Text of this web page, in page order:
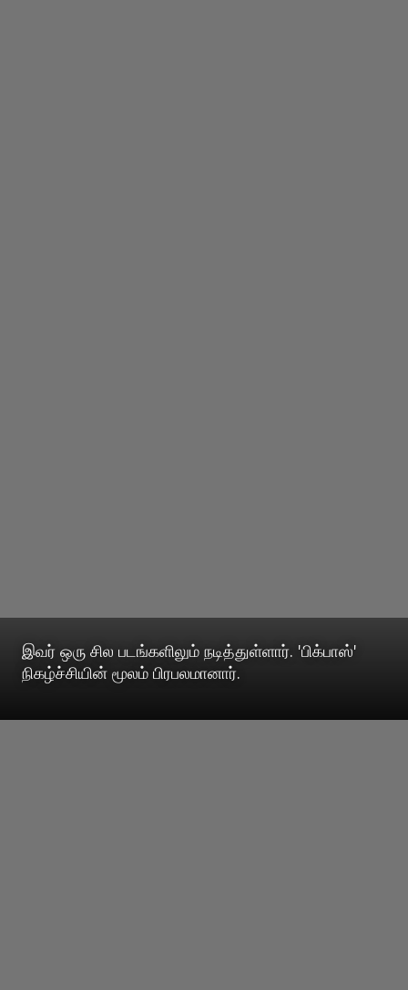
இவர் ஒரு சில படங்களிலும் நடித்துள்ளார். 'பிக்பாஸ்'
நிகழ்ச்சியின் மூலம் பிரபலமானார்.